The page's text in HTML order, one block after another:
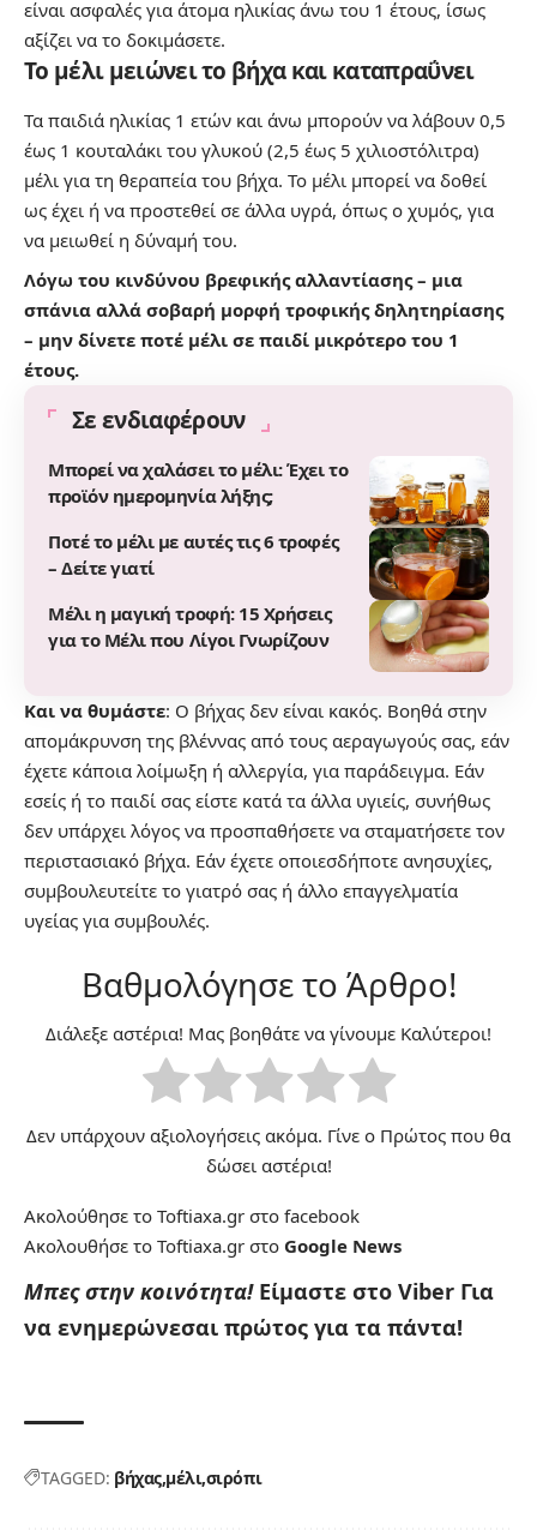
είναι ασφαλές για άτομα ηλικίας άνω του 1 έτους, ίσως
αξίζει να το δοκιμάσετε.
Το μέλι μειώνει το βήχα και καταπραΰνει
Τα παιδιά ηλικίας 1 ετών και άνω μπορούν να λάβουν 0,5
έως 1 κουταλάκι του γλυκού (2,5 έως 5 χιλιοστόλιτρα)
μέλι για τη θεραπεία του βήχα. Το μέλι μπορεί να δοθεί
ως έχει ή να προστεθεί σε άλλα υγρά, όπως ο χυμός, για
να μειωθεί η δύναμή του.
Λόγω του κινδύνου βρεφικής αλλαντίασης – μια
σπάνια αλλά σοβαρή μορφή τροφικής δηλητηρίασης
– μην δίνετε ποτέ μέλι σε παιδί μικρότερο του 1
έτους.
Σε ενδιαφέρουν
Μπορεί να χαλάσει το μέλι: Έχει το
προϊόν ημερομηνία λήξης;
Ποτέ το μέλι με αυτές τις 6 τροφές
– Δείτε γιατί
Μέλι η μαγική τροφή: 15 Χρήσεις
για το Μέλι που Λίγοι Γνωρίζουν
Και να θυμάστε: Ο βήχας δεν είναι κακός. Βοηθά στην
απομάκρυνση της βλέννας από τους αεραγωγούς σας, εάν
έχετε κάποια λοίμωξη ή αλλεργία, για παράδειγμα. Εάν
εσείς ή το παιδί σας είστε κατά τα άλλα υγιείς, συνήθως
δεν υπάρχει λόγος να προσπαθήσετε να σταματήσετε τον
περιστασιακό βήχα. Εάν έχετε οποιεσδήποτε ανησυχίες,
συμβουλευτείτε το γιατρό σας ή άλλο επαγγελματία
υγείας για συμβουλές.
Βαθμολόγησε το Άρθρο!
Διάλεξε αστέρια! Μας βοηθάτε να γίνουμε Καλύτεροι!
Δεν υπάρχουν αξιολογήσεις ακόμα. Γίνε ο Πρώτος που θα
δώσει αστέρια!
Ακολούθησε το Toftiaxa.gr στο facebook
Ακολουθήσε το Toftiaxa.gr στο Google News
Μπες στην κοινότητα! Είμαστε στο Viber Για
να ενημερώνεσαι πρώτος για τα πάντα!
TAGGED: βήχας μέλισιρόπι